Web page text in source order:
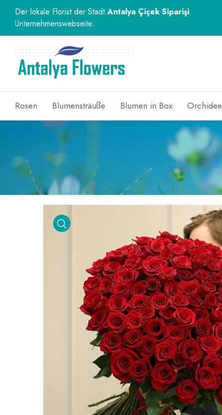
Der lokale Florist der StadtAntalya Çiçek Siparişi
Unternehmenswebseite.
Rosen Blumensträuße Blumen in Box Orchidee